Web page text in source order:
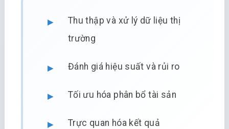
Thu thập và xử lý dữ liệu thị
trường
Đánh giá hiệu suất và rủi ro
Tối ưu hóa phân bổ tài sản
Trực quan hóa kết quả